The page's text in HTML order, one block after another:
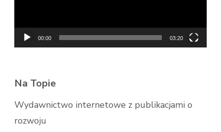
00:00 03:20
Na Topie
Wydawnictwo internetowe z publikacjami o
rozwoju